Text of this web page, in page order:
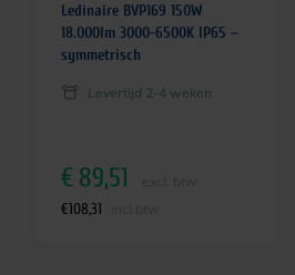
Ledinaire BVP169 150W
18.000lm 3000-6500K IP65 –
symmetrisch
Levertijd 2-4 weken
€ 89,51
€108,31